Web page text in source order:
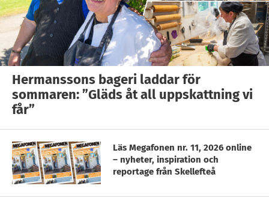
Hermanssons bageri laddar för
sommaren: ”Gläds åt all uppskattning vi
får”
Läs Megafonen nr. 11, 2026 online
– nyheter, inspiration och
reportage från Skellefteå